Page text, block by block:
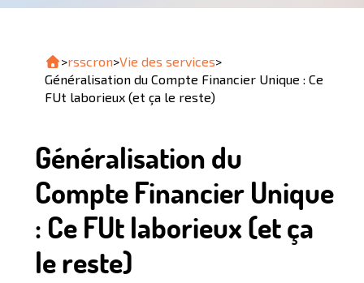
>rsscron>Vie des services>
Généralisation du Compte Financier Unique : Ce
FUt laborieux (et ça le reste)
Généralisation du
Compte Financier Unique
: Ce FUt laborieux (et ça
le reste)